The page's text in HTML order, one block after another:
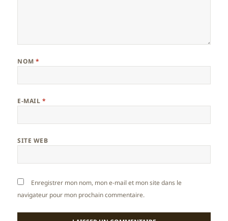
NOM*
E-MAIL *
SITE WEB
Enregistrer mon nom, mon e-mail et mon site dans le
navigateur pour mon prochain commentaire.